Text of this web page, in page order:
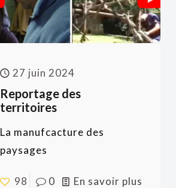
27 juin 2024
Reportage des
territoires
La manufcacture des
paysages
98 0 En savoir plus